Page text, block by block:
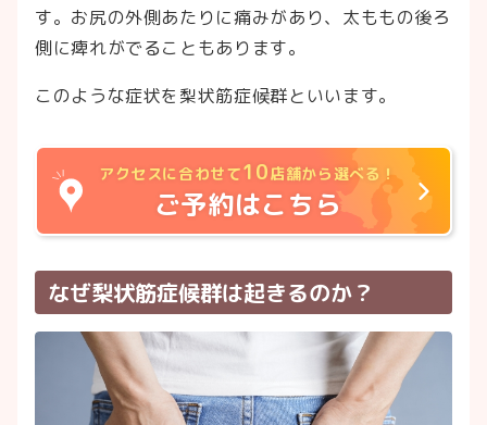
す。お尻の外側あたりに痛みがあり、太ももの後ろ
側に痺れがでることもあります。
このような症状を梨状筋症候群といいます。
アクセスに合わせて10店舗から選べる！
ご予約はこちら
なぜ梨状筋症候群は起きるのか？